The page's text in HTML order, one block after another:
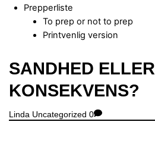
Prepperliste
To prep or not to prep
Printvenlig version
Close
Menu
SANDHED ELLER
KONSEKVENS?
Linda Uncategorized 0